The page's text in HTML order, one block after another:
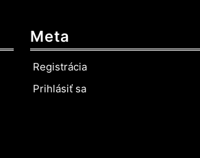
Meta
Registrácia
Prihlásiť sa